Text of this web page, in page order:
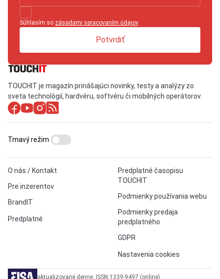
Súhlasím so zásadami spracovaním údajov.
Potvrdiť
TOUCHIT je magazín prinášajúci novinky, testy a analýzy zo
sveta technológií, hardvéru, softvéru či mobilných operátorov.
O nás / Kontakt
Pre inzerentov
BrandIT
Predplatné
Predplatné časopisu
TOUCHIT
Podmienky používania webu
Podmienky predaja
predplatného
GDPR
Nastavenia cookies
Tmavý režim
aktualizované denne: ISSN 1339-9497 (online)